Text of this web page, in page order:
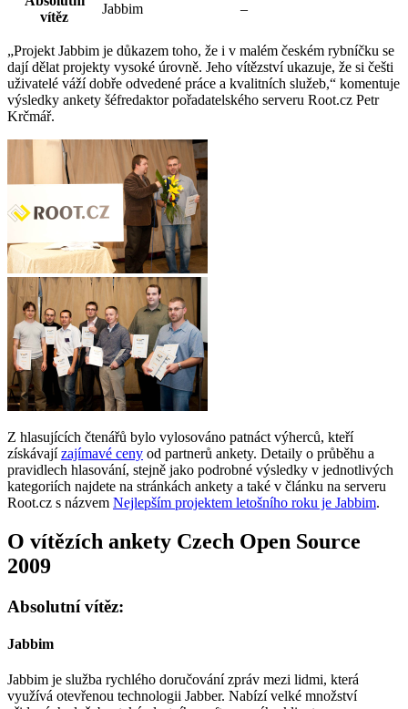
vítěz
Jabbim –
„Projekt Jabbim je důkazem toho, že i v malém českém rybníčku se
dají dělat projekty vysoké úrovně. Jeho vítězství ukazuje, že si češti
uživatelé váží dobře odvedené práce a kvalitních služeb,“ komentuje
výsledky ankety šéfredaktor pořadatelského serveru Root.cz Petr
Krčmář.
Z hlasujících čtenářů bylo vylosováno patnáct výherců, kteří
získávajízajímavé ceny od partnerů ankety. Detaily o průběhu a
pravidlech hlasování, stejně jako podrobné výsledky v jednotlivých
kategoriích najdete na stránkách ankety a také v článku na serveru
Root.cz s názvem Nejlepším projektem letošního roku je Jabbim.
O vítězích ankety Czech Open Source
2009
Absolutní vítěz:
Jabbim
Jabbim je služba rychlého doručování zpráv mezi lidmi, která
využívá otevřenou technologii Jabber. Nabízí velké množství